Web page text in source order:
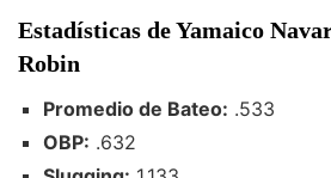
Estadísticas de Yamaico
Robin
Promedio de Bateo: .533
OBP: .632